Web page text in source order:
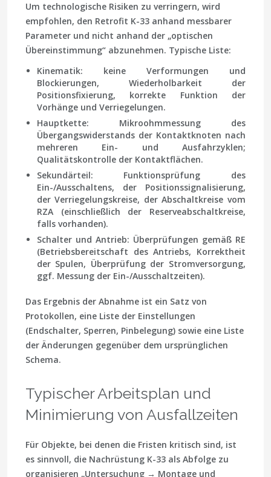
Um technologische Risiken zu verringern, wird
empfohlen, den Retrofit K-33 anhand messbarer
Parameter und nicht anhand der „optischen
Übereinstimmung“ abzunehmen. Typische Liste:
Kinematik: keine Verformungen und
Blockierungen, Wiederholbarkeit der
Positionsfixierung, korrekte Funktion der
Vorhänge und Verriegelungen.
Hauptkette: Mikroohmmessung des
Übergangswiderstands der Kontaktknoten nach
mehreren Ein- und Ausfahrzyklen;
Qualitätskontrolle der Kontaktflächen.
Sekundärteil: Funktionsprüfung des
Ein-/Ausschaltens, der Positionssignalisierung,
der Verriegelungskreise, der Abschaltkreise vom
RZA (einschließlich der Reserveabschaltkreise,
falls vorhanden).
Schalter und Antrieb: Überprüfungen gemäß RE
(Betriebsbereitschaft des Antriebs, Korrektheit
der Spulen, Überprüfung der Stromversorgung,
ggf. Messung der Ein-/Ausschaltzeiten).
Das Ergebnis der Abnahme ist ein Satz von
Protokollen, eine Liste der Einstellungen
(Endschalter, Sperren, Pinbelegung) sowie eine Liste
der Änderungen gegenüber dem ursprünglichen
Schema.
Typischer Arbeitsplan und
Minimierung von Ausfallzeiten
Für Objekte, bei denen die Fristen kritisch sind, ist
es sinnvoll, die Nachrüstung K-33 als Abfolge zu
organisieren „Untersuchung → Montage und